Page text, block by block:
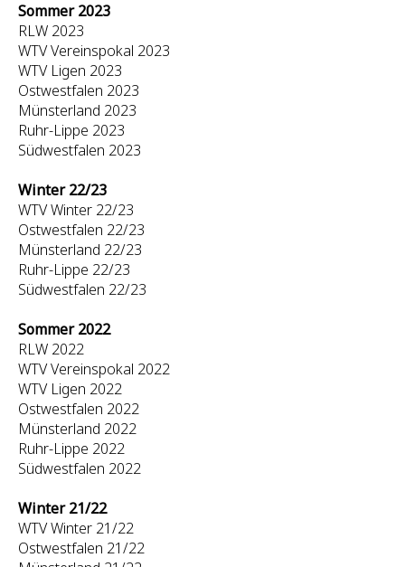
Sommer 2023
RLW 2023
WTV Vereinspokal 2023
WTV Ligen 2023
Ostwestfalen 2023
Münsterland 2023
Ruhr-Lippe 2023
Südwestfalen 2023
Winter 22/23
WTV Winter 22/23
Ostwestfalen 22/23
Münsterland 22/23
Ruhr-Lippe 22/23
Südwestfalen 22/23
Sommer 2022
RLW 2022
WTV Vereinspokal 2022
WTV Ligen 2022
Ostwestfalen 2022
Münsterland 2022
Ruhr-Lippe 2022
Südwestfalen 2022
Winter 21/22
WTV Winter 21/22
Ostwestfalen 21/22